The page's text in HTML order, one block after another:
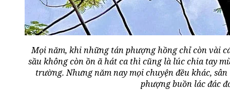
Mọi năm, khi những tán phượng hồng chỉ còn vài
sầu không còn ồn ã hát ca thì cũng là lúc chia tay
trường. Nhưng năm nay mọi chuyện đều khác,
phượng buồn lác đác